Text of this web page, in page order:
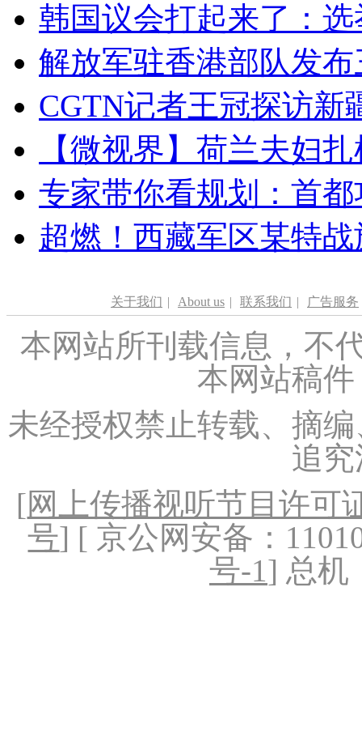
韩国议会打起来了：
解放军驻香港部队发
CGTN记者王冠探访新
【微视界】荷兰夫妇
专家带你看规划：首
超燃！西藏军区某特
关于我们 | About us | 联系我们 | 广告服务
本网站所刊载信息，不
本网站稿
未经授权禁止转载、摘
追
[网上传播视听节目许可
号] [ 京公网安备：
号-1] 总机